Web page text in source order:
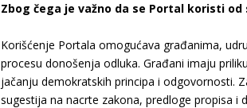
Zbog čega je važno da se Portal koristi
Korišćenje Portala omogućava građanima,
procesu donošenja odluka. Građani imaju
jačanju demokratskih principa i odgovornosti.
sugestija na nacrte zakona, predloge propisa i